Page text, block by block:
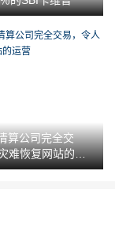
算公司完全交
难恢复网站的运